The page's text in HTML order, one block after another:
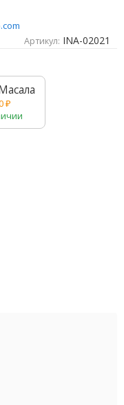
Артикул: INA-02021
₽